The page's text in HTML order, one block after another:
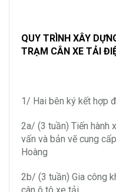
QUY TRÌNH XÂY
TRẠM CÂN XE TẢI
1/ Hai bên ký kết hợp
2a/ (3 tuần) Tiến hành
vấn và bản vẽ cung
Hoàng
2b/ (3 tuần) Gia công